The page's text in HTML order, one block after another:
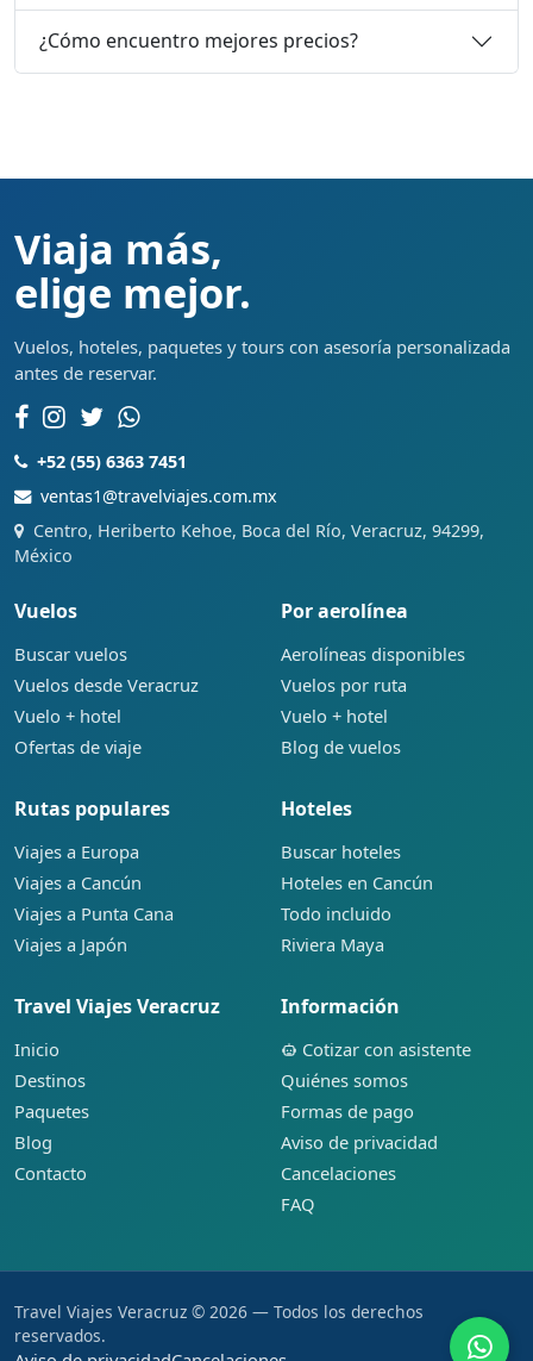
¿Cómo encuentro mejores precios?
Viaja más,
elige mejor.
Vuelos, hoteles, paquetes y tours con asesoría personalizada
antes de reservar.
+52 (55) 6363 7451
ventas1@travelviajes.com.mx
Centro, Heriberto Kehoe, Boca del Río, Veracruz, 94299,
México
Vuelos
Buscar vuelos
Vuelos desde Veracruz
Vuelo + hotel
Ofertas de viaje
Por aerolínea
Aerolíneas disponibles
Vuelos por ruta
Vuelo + hotel
Blog de vuelos
Rutas populares
Viajes a Europa
Viajes a Cancún
Viajes a Punta Cana
Viajes a Japón
Hoteles
Buscar hoteles
Hoteles en Cancún
Todo incluido
Riviera Maya
Travel Viajes Veracruz
Inicio
Destinos
Paquetes
Blog
Contacto
Información
Cotizar con asistente
Quiénes somos
Formas de pago
Aviso de privacidad
Cancelaciones
FAQ
Travel Viajes Veracruz © 2026 — Todos los derechos
reservados.